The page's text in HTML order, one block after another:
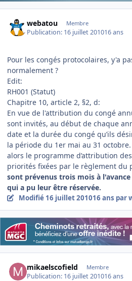
webatou Membre
Publication: 16 juillet 201016 ans
Pour les congés protocolaires, y'a
normalement ?
Edit:
RH001 (Statut)
Chapitre 10, article 2, §2, d:
En vue de l'attribution du congé
sont invités, au début de chaque
date et la durée du congé qu’ils
la période du 1er mai au 31
alors le programme d’attribution
priorités fixées par le règlement du
sont prévenus trois mois à
qui a pu leur être réservée.
Modifié 16 juillet 201016 ans par
mikaelscofield Membre
Publication: 16 juillet 201016 ans